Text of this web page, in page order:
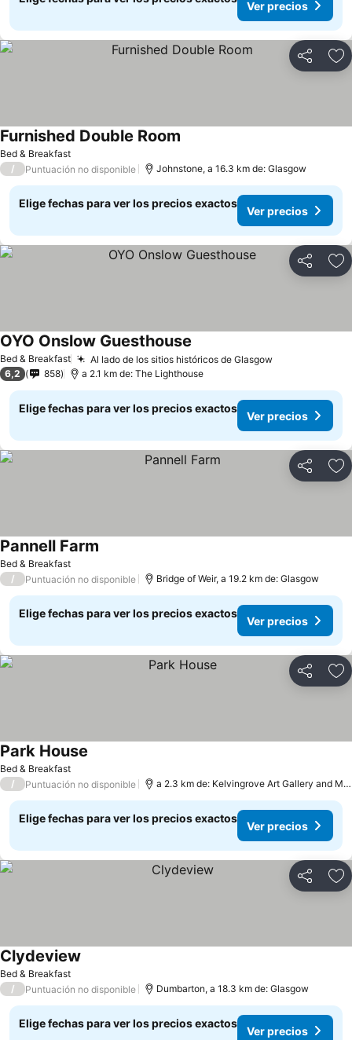
Ver precios
Compartir
Bed & Breakfast
Furnished Double Room
/ Puntuación no disponible Johnstone, a 16.3 km de: Glasgow
Elige fechas para ver los precios exactos
Ver precios
Compartir
Bed & Breakfast Al lado de los sitios históricos de Glasgow
OYO Onslow Guesthouse
6,2 858 a 2.1 km de: The Lighthouse
Elige fechas para ver los precios exactos
Ver precios
Compartir
Bed & Breakfast
Pannell Farm
/ Puntuación no disponible Bridge of Weir, a 19.2 km de: Glasgow
Elige fechas para ver los precios exactos
Ver precios
Compartir
Bed & Breakfast
Park House
/ Puntuación no disponible a 2.3 km de: Kelvingrove Art Gallery and Museum
Elige fechas para ver los precios exactos
Ver precios
Compartir
Bed & Breakfast
Clydeview
/ Puntuación no disponible Dumbarton, a 18.3 km de: Glasgow
Elige fechas para ver los precios exactos
Ver precios